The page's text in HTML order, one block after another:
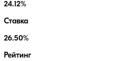
24.12%
Ставка
26.50%
Рейтинг